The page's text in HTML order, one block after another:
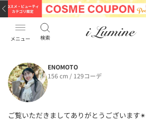
メニュー 検索
ENOMOTO
156 cm / 129コーデ
ご覧いただきましてありがとうございます✴︎